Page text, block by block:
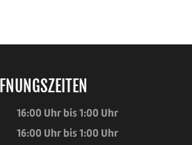
16:00 Uhr bis 1:00 Uhr
16:00 Uhr bis 1:00 Uhr